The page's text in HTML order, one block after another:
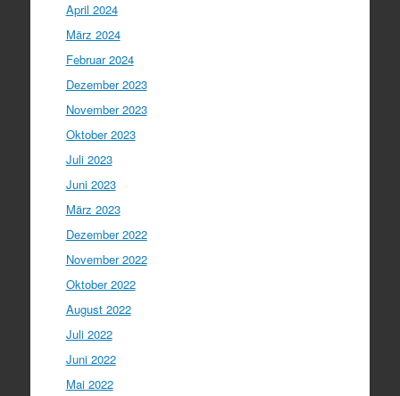
April 2024
März 2024
Februar 2024
Dezember 2023
November 2023
Oktober 2023
Juli 2023
Juni 2023
März 2023
Dezember 2022
November 2022
Oktober 2022
August 2022
Juli 2022
Juni 2022
Mai 2022